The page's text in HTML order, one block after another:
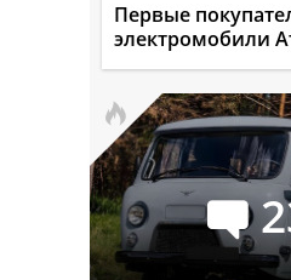
Первые
электромобили